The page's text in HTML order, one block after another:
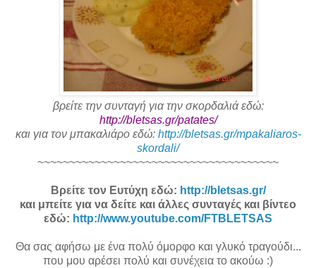
βρείτε την συνταγή για την σκορδαλιά εδώ:
http://bletsas.gr/patates/
και για τον μπακαλιάρο εδώ: http://bletsas.gr/mpakaliaros-
skordali/
~~~~~~~~~~~~~~~~~~~~~~~~~~~~~~~~~~~~~~
Βρείτε τον Ευτύχη εδώ: http://bletsas.gr/
και μπείτε για να δείτε και άλλες συνταγές και βίντεο
εδώ: http://www.youtube.com/FTBLETSAS
Θα σας αφήσω με ένα πολύ όμορφο και γλυκό τραγούδι...
που μου αρέσει πολύ και συνέχεια το ακούω :)